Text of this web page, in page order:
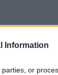
Information
or